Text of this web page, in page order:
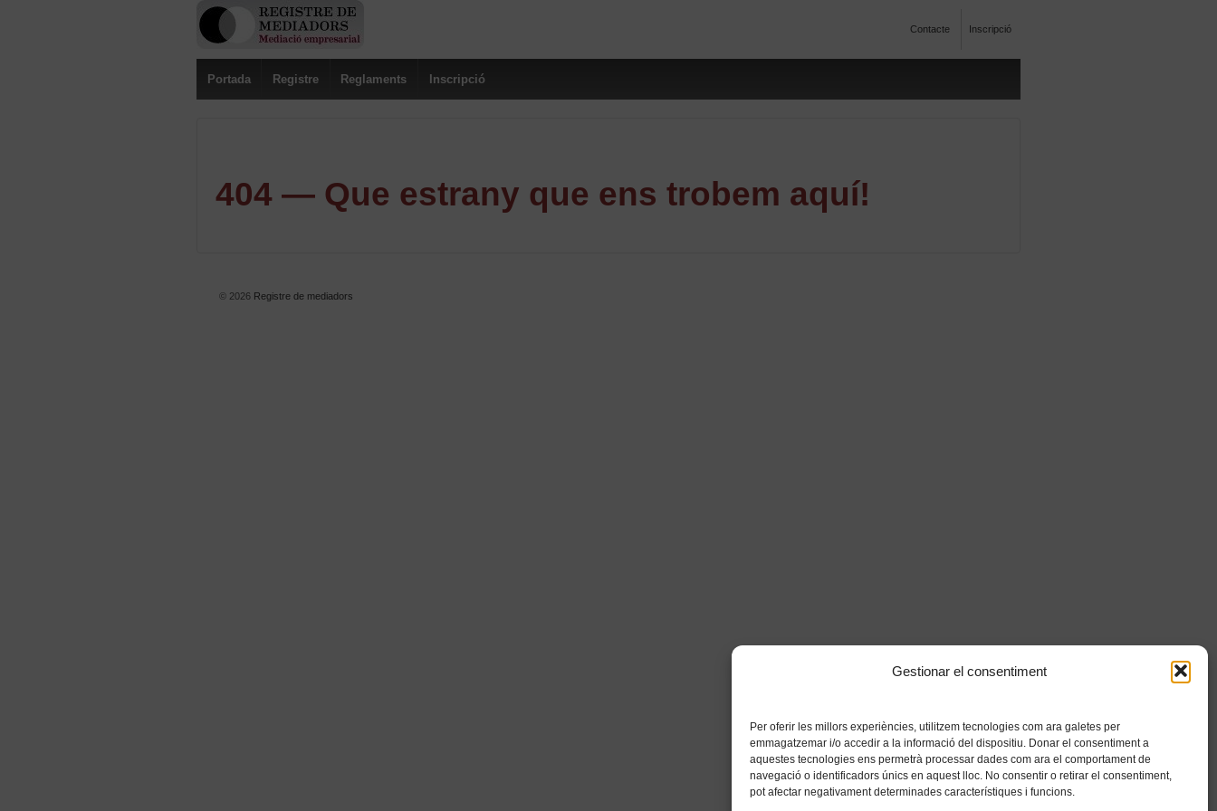
Gestionar el consentiment
Per oferir les millors experiències, utilitzem tecnologies com ara galetes per
emmagatzemar i/o accedir a la informació del dispositiu. Donar el consentiment a
aquestes tecnologies ens permetrà processar dades com ara el comportament de
navegació o identificadors únics en aquest lloc. No consentir o retirar el consentiment,
pot afectar negativament determinades característiques i funcions.
Contacte Inscripció
Portada Registre Reglaments Inscripció
404 — Que estrany que ens trobem aquí!
© 2026 Registre de mediadors